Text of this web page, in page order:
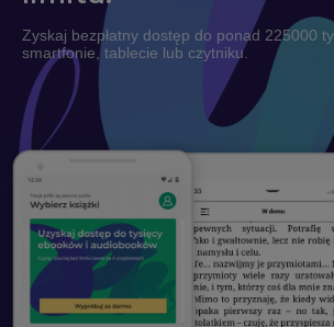
Zyskaj bezpłatny dostęp do ponad 225000
smartfonie, tablecie lub czytniku.